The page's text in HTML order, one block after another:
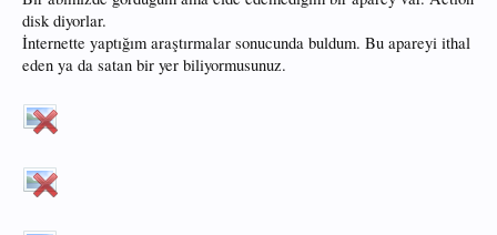
disk diyorlar.
İnternette yaptığım araştırmalar sonucunda buldum. Bu apareyi ithal
eden ya da satan bir yer biliyormusunuz.